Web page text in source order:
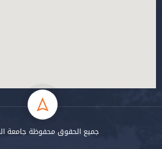
جميع الحقوق محفوظة جامعة